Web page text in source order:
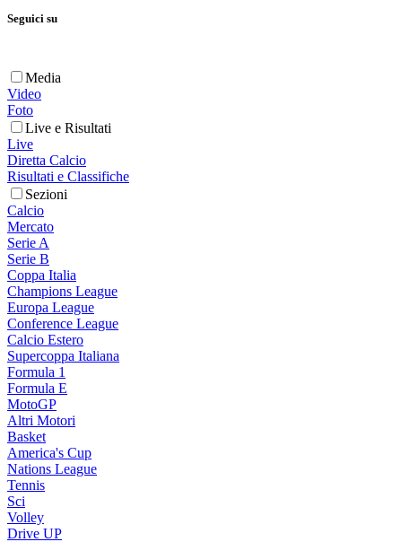
Seguici su
Media
Video
Foto
Live e Risultati
Live
Diretta Calcio
Risultati e Classifiche
Sezioni
Calcio
Mercato
Serie A
Serie B
Coppa Italia
Champions League
Europa League
Conference League
Calcio Estero
Supercoppa Italiana
Formula 1
Formula E
MotoGP
Altri Motori
Basket
America's Cup
Nations League
Tennis
Sci
Volley
Drive UP